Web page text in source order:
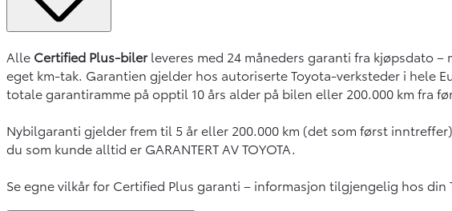
Alle Certified Plus-bilerleveres med 24 måneders garanti fra kjøpsdato
eget km-tak. Garantien gjelder hos autoriserte Toyota-verksteder i hele
totale garantiramme på opptil 10 års alder på bilen eller 200.000 km fra
Nybilgaranti gjelder frem til 5 år eller 200.000 km (det som først
du som kunde alltid er GARANTERT AV TOYOTA.
Se egne vilkår for Certified Plus garanti – informasjon tilgjengelig hos din